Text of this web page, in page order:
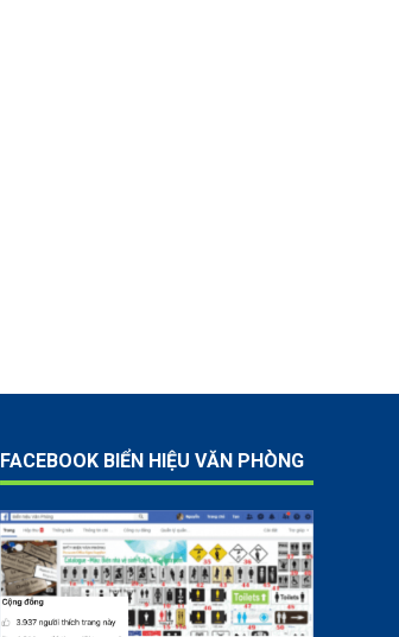
FACEBOOK BIỂN HIỆU VĂN PHÒNG